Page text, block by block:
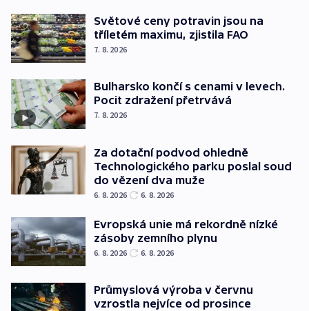
Světové ceny potravin jsou na
tříletém maximu, zjistila FAO
7. 8. 2026
Bulharsko končí s cenami v levech.
Pocit zdražení přetrvává
7. 8. 2026
Za dotační podvod ohledně
Technologického parku poslal soud
do vězení dva muže
6. 8. 2026 6. 8. 2026
Evropská unie má rekordně nízké
zásoby zemního plynu
6. 8. 2026 6. 8. 2026
Průmyslová výroba v červnu
vzrostla nejvíce od prosince